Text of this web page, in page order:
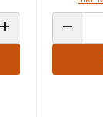
ANZAHL ERHÖHENANZAHL